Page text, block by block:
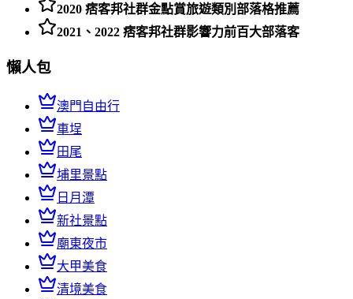
2020 痞客邦社群金點賞旅遊類別部落格推薦
2021、2022 痞客邦社群影響力前百大部落客
懶人包
澳門自由行
車埕
田尾
埔里景點
日月潭
新社景點
廟東夜市
大甲美食
清境美食